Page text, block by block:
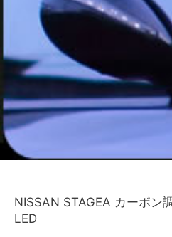
NISSAN STAGEA カーボン
LED